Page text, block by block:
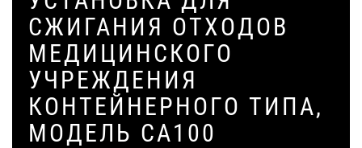
СЖИГАНИЯ ОТХОДОВ
МЕДИЦИНСКОГО
УЧРЕЖДЕНИЯ
КОНТЕЙНЕРНОГО ТИПА,
МОДЕЛЬ CA100